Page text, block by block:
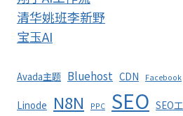
清华姚班李新野
宝玉AI
Avada主题 Bluehost CDN Facebook
Linode N8N PPC SEO SEO